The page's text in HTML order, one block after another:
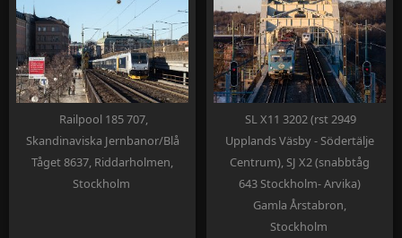
Railpool 185 707,
Skandinaviska Jernbanor/Blå
Tåget 8637, Riddarholmen,
Stockholm
SL X11 3202 (rst 2949
Upplands Väsby - Södertälje
Centrum), SJ X2 (snabbtåg
643 Stockholm- Arvika)
Gamla Årstabron,
Stockholm